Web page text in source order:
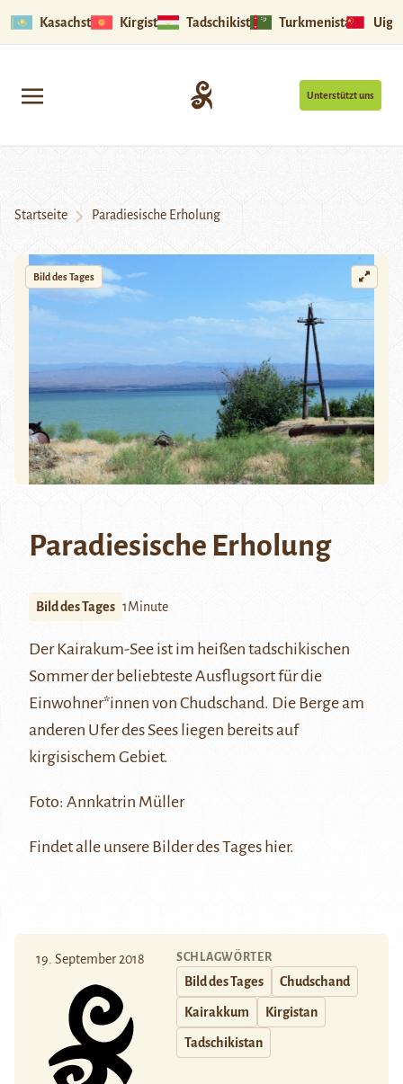
Kasachstan Kirgistan Tadschikistan Turkmenistan
Unterstützt uns
Startseite Paradiesische Erholung
Bild des Tages
Paradiesische Erholung
Bild des Tages 1Minute
DerKairakum-See ist im heißen tadschikischen
Sommer der beliebteste Ausflugsort für die
Einwohner*innen von Chudschand. Die Berge am
anderen Ufer des Sees liegen bereits auf
kirgisischem Gebiet.
Foto: Annkatrin Müller
Findet alle unsere Bilder des Tages hier.
19. September 2018 SCHLAGWÖRTER
Bild des Tages Chudschand
Kairakkum Kirgistan
Tadschikistan